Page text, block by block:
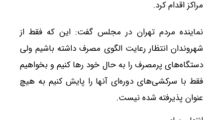
مراکز اقدام کرد.
نماینده مردم تهران در مجلس گفت: این که فقط از
شهروندان انتظار رعایت الگوی مصرف داشته باشیم ولی
دستگاه‌های پرمصرف را به حال خود رها کنیم و بخواهیم
فقط با سرکشی‌های دوره‌ای آنها را پایش کنیم به هیچ
عنوان پذیرفته شده نیست.